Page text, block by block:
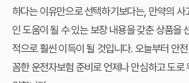
하다는 이유만으로 선택하기보다는, 만약의 사
인 도움이 될 수 있는 보장 내용을 갖춘 상품을
적으로 훨씬 이득이 될 것입니다. 오늘부터 안
꼼한 운전자보험 준비로 언제나 안심하고 도로